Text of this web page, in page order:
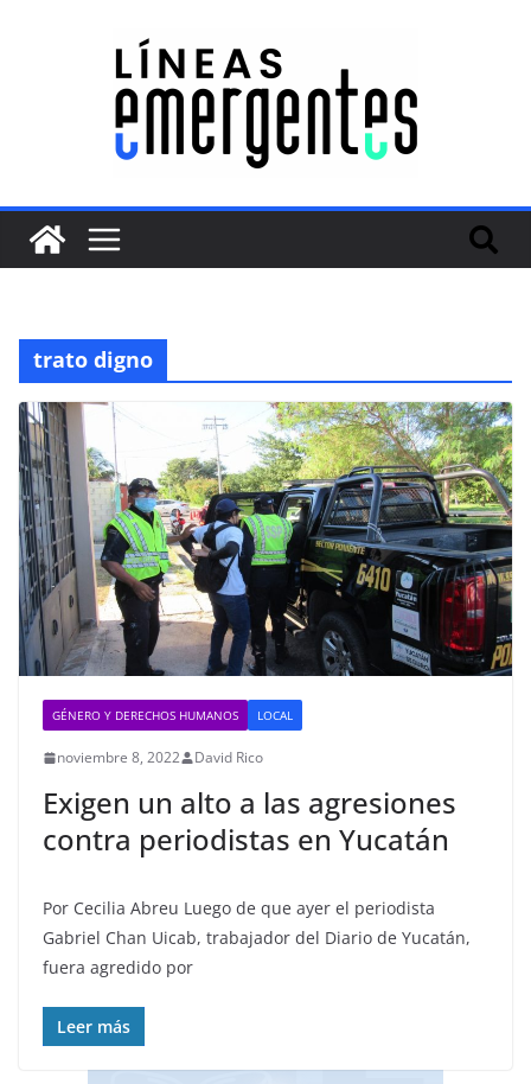
trato digno
GÉNERO Y DERECHOS HUMANOS LOCAL
noviembre 8, 2022 David Rico
Exigen un alto a las agresiones
contra periodistas en Yucatán
Por Cecilia Abreu Luego de que ayer el periodista
Gabriel Chan Uicab, trabajador del Diario de Yucatán,
fuera agredido por
Leer más